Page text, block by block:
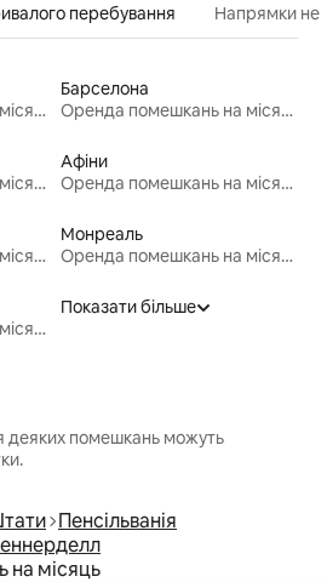
перебування Напрямки
Оренда помешкань на місяць
Барселона
Оренда помешкань на місяць
Оренда помешкань на місяць
Афіни
Оренда помешкань на місяць
Оренда помешкань на місяць
Монреаль
Оренда помешкань на місяць
Оренда помешкань на місяць
Показати більше
деяких помешкань можуть
Пенсільванія
місяць